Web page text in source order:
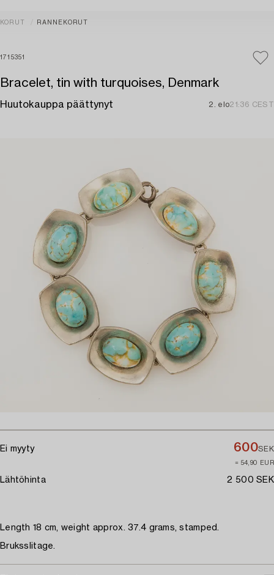
KORUT RANNEKORUT
1715351
Bracelet, tin with turquoises, Denmark
Huutokauppa päättynyt 2. elo21:36 CEST
Ei myyty 600SEK
≈ 54,90 EUR
Lähtöhinta 2 500 SEK
Length 18 cm, weight approx. 37.4 grams, stamped.
Bruksslitage.